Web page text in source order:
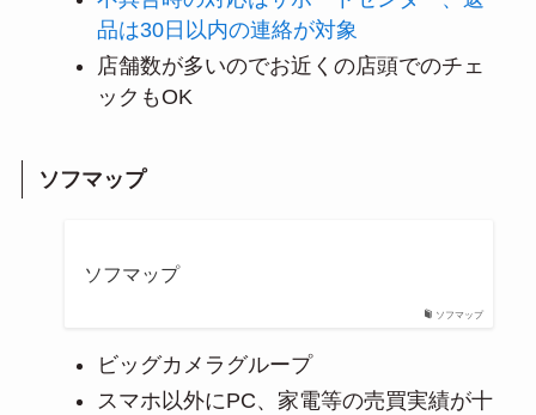
品は30日以内の連絡が対象
店舗数が多いのでお近くの店頭でのチェ
ックもOK
ソフマップ
ソフマップ
ソフマップ
ビッグカメラグループ
スマホ以外にPC、家電等の売買実績が十